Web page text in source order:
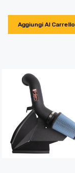
Aggiungi Al Carrello